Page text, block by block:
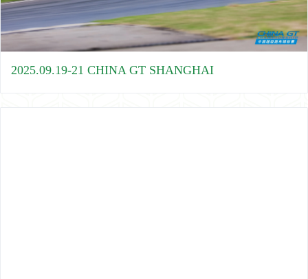
2025.09.19-21 CHINA GT SHANGHAI